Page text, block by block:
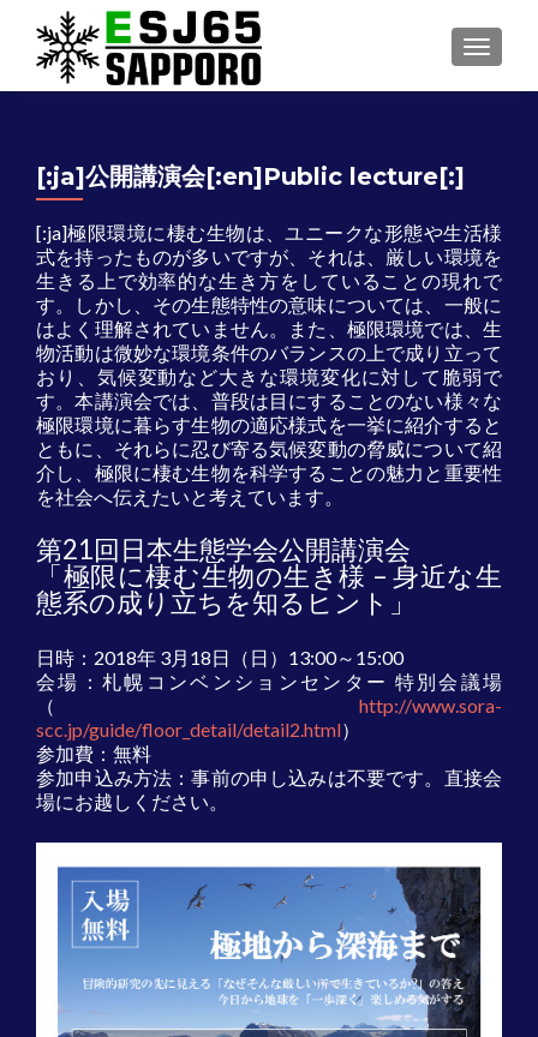
ナビゲ
[:ja]公開講演会[:en]Public lecture[:]
[:ja]極限環境に棲む生物は、ユニークな形態や生活様
式を持ったものが多いですが、それは、厳しい環境を
生きる上で効率的な生き方をしていることの現れで
す。しかし、その生態特性の意味については、一般に
はよく理解されていません。また、極限環境では、生
物活動は微妙な環境条件のバランスの上で成り立って
おり、気候変動など大きな環境変化に対して脆弱で
す。本講演会では、普段は目にすることのない様々な
極限環境に暮らす生物の適応様式を一挙に紹介すると
ともに、それらに忍び寄る気候変動の脅威について紹
介し、極限に棲む生物を科学することの魅力と重要性
を社会へ伝えたいと考えています。
第21回日本生態学会公開講演会
「極限に棲む生物の生き様 – 身近な生
態系の成り立ちを知るヒント」
日時：2018年 3月18日（日）13:00～15:00
会場：札幌コンベンションセンター 特別会議場
（ http://www.sora-
scc.jp/guide/floor_detail/detail2.html）
参加費：無料
参加申込み方法：事前の申し込みは不要です。直接会
場にお越しください。